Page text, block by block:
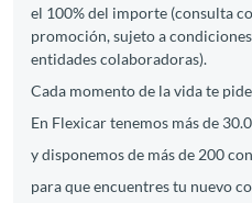
el 100% del importe (consulta
promoción, sujeto a
entidades colaboradoras).
Cada momento de la vida te
En Flexicar tenemos más de
y disponemos de más de 200
para que encuentres tu nuevo